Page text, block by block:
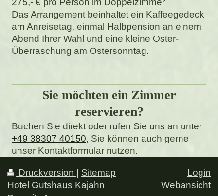
275,- € pro Person im Doppelzimmer
Das Arrangement beinhaltet ein Kaffeegedeck
am Anreisetag, einmal Halbpension an einem
Abend Ihrer Wahl und eine kleine Oster-
Überraschung am Ostersonntag.
Sie möchten ein Zimmer
reservieren?
Buchen Sie direkt oder rufen Sie uns an unter
+49 38307 40150, Sie können auch gerne
unser Kontaktformular nutzen.
Druckversion
Sitemap
Hotel Gutshaus Kajahn
Login
Webansicht